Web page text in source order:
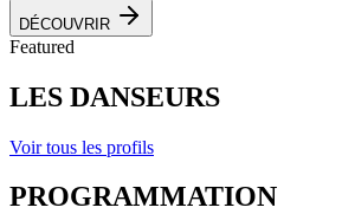
DÉCOUVRIR
Featured
LES DANSEURS
Voir tous les profils
PROGRAMMATION